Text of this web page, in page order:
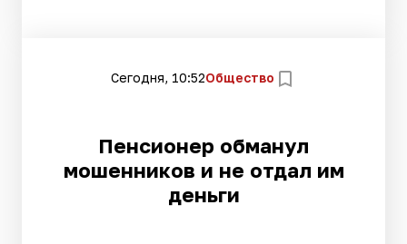
Сегодня, 10:52Общество
Пенсионер обманул
мошенников и не отдал им
деньги